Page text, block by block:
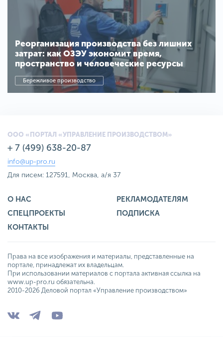
Реорганизация производства без лишних
затрат: как ОЗЭУ экономит время,
пространство и человеческие ресурсы
Бережливое производство
ООО «ПОРТАЛ «УПРАВЛЕНИЕ ПРОИЗВОДСТВОМ»
+ 7 (499) 638-20-87
info@up-pro.ru
Для писем: 127591, Москва, а/я 37
О НАС
РЕКЛАМОДАТЕЛЯМ
СПЕЦПРОЕКТЫ
ПОДПИСКА
КОНТАКТЫ
Права на все изображения и материалы, представленные на
портале, принадлежат их владельцам.
При использовании материалов с портала активная ссылка на
www.up-pro.ru обязательна.
2010-2026 Деловой портал «Управление производством»